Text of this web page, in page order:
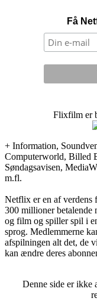
Få
Flixfilm er
+ Information,
Computerworld, Billed
Søndagsavisen,
m.fl.
Netflix er en af verdens
300 millioner betalende
og film og spiller spil i
sprog. Medlemmerne
afspilningen alt det, de
kan ændre deres
Denne side er ikke